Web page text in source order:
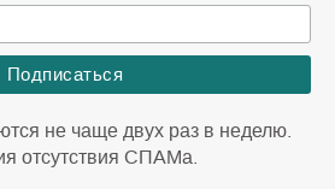
не чаще двух раз в неделю.
отсутствия СПАМа.